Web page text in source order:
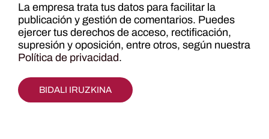
La empresa trata tus datos para facilitar la
publicación y gestión de comentarios. Puedes
ejercer tus derechos de acceso, rectificación,
supresión y oposición, entre otros, según nuestra
Política de privacidad.